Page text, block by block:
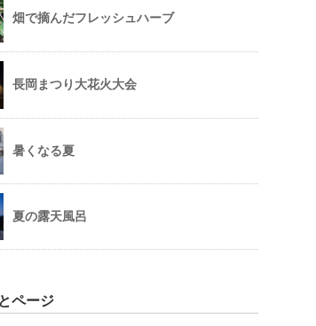
畑で摘んだフレッシュハーブ
長岡まつり大花火大会
暑くなる夏
夏の露天風呂
ページ